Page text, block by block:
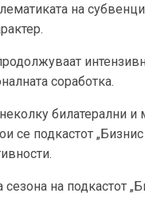
на
соработка.
билатерални
се подкастот
сезона на подкастот